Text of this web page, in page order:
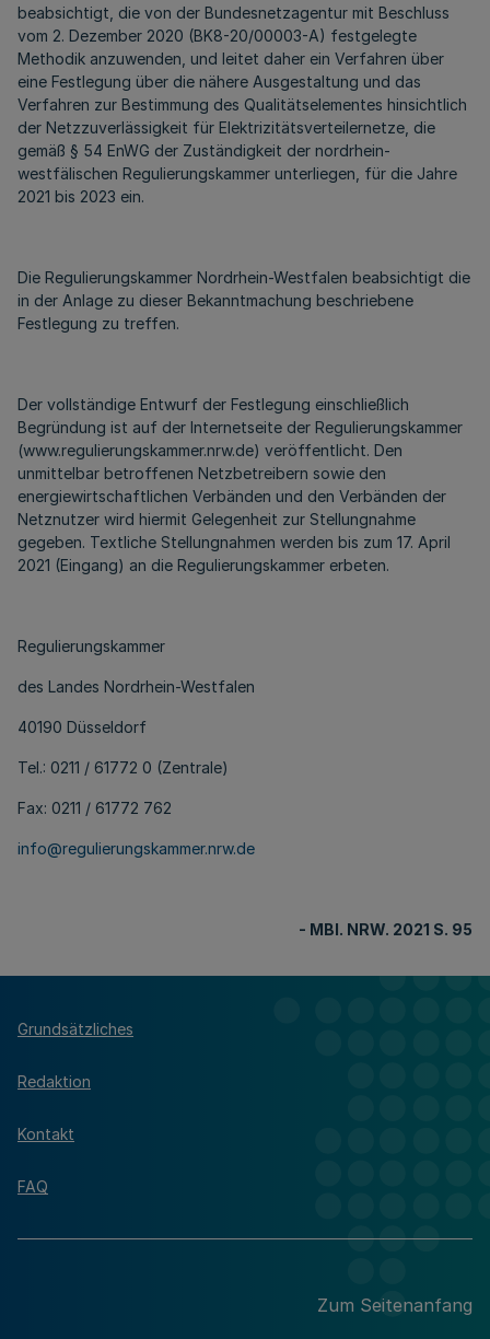
beabsichtigt, die von der Bundesnetzagentur mit Beschluss
vom 2. Dezember 2020 (BK8-20/00003-A) festgelegte
Methodik anzuwenden, und leitet daher ein Verfahren über
eine Festlegung über die nähere Ausgestaltung und das
Verfahren zur Bestimmung des Qualitätselementes hinsichtlich
der Netzzuverlässigkeit für Elektrizitätsverteilernetze, die
gemäß § 54 EnWG der Zuständigkeit der nordrhein-
westfälischen Regulierungskammer unterliegen, für die Jahre
2021 bis 2023 ein.
Die Regulierungskammer Nordrhein-Westfalen beabsichtigt die
in der Anlage zu dieser Bekanntmachung beschriebene
Festlegung zu treffen.
Der vollständige Entwurf der Festlegung einschließlich
Begründung ist auf der Internetseite der Regulierungskammer
(www.regulierungskammer.nrw.de) veröffentlicht. Den
unmittelbar betroffenen Netzbetreibern sowie den
energiewirtschaftlichen Verbänden und den Verbänden der
Netznutzer wird hiermit Gelegenheit zur Stellungnahme
gegeben. Textliche Stellungnahmen werden bis zum 17. April
2021 (Eingang) an die Regulierungskammer erbeten.
Regulierungskammer
des Landes Nordrhein-Westfalen
40190 Düsseldorf
Tel.: 0211 / 61772 0 (Zentrale)
Fax: 0211 / 61772 762
info@regulierungskammer.nrw.de
- MBl. NRW. 2021 S. 95
Grundsätzliches
Redaktion
Kontakt
FAQ
Zum Seitenanfang